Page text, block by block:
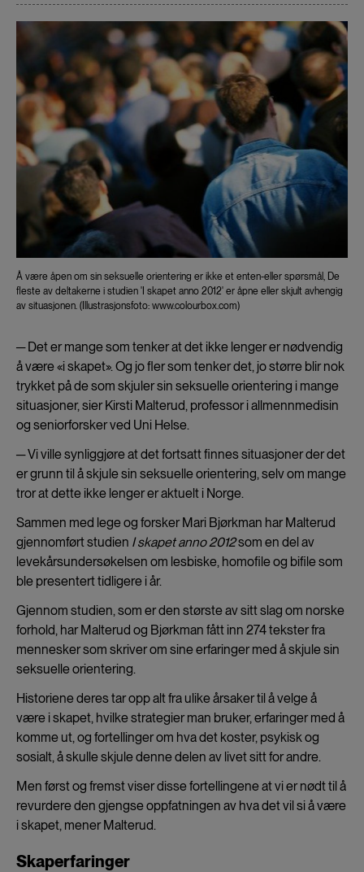
Å være åpen om sin seksuelle orientering er ikke et enten-eller spørsmål, De
fleste av deltakerne i studien 'I skapet anno 2012' er åpne eller skjult avhengig
av situasjonen. (Illustrasjonsfoto: www.colourbox.com)
─ Det er mange som tenker at det ikke lenger er nødvendig
å være «i skapet». Og jo fler som tenker det, jo større blir nok
trykket på de som skjuler sin seksuelle orientering i mange
situasjoner, sier Kirsti Malterud, professor i allmennmedisin
og seniorforsker ved Uni Helse.
─ Vi ville synliggjøre at det fortsatt finnes situasjoner der det
er grunn til å skjule sin seksuelle orientering, selv om mange
tror at dette ikke lenger er aktuelt i Norge.
Sammen med lege og forsker Mari Bjørkman har Malterud
gjennomført studien I skapet anno 2012som en del av
levekårsundersøkelsen om lesbiske, homofile og bifile som
ble presentert tidligere i år.
Gjennom studien, som er den største av sitt slag om norske
forhold, har Malterud og Bjørkman fått inn 274 tekster fra
mennesker som skriver om sine erfaringer med å skjule sin
seksuelle orientering.
Historiene deres tar opp alt fra ulike årsaker til å velge å
være i skapet, hvilke strategier man bruker, erfaringer med å
komme ut, og fortellinger om hva det koster, psykisk og
sosialt, å skulle skjule denne delen av livet sitt for andre.
Men først og fremst viser disse fortellingene at vi er nødt til å
revurdere den gjengse oppfatningen av hva det vil si å være
i skapet, mener Malterud.
Skaperfaringer